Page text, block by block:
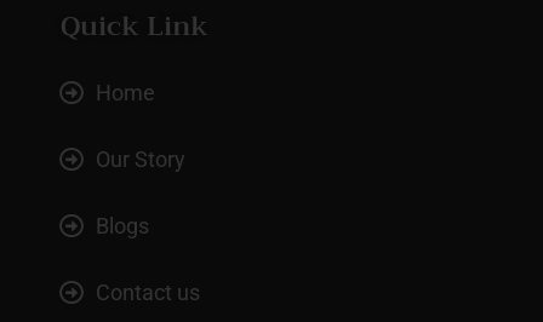
Quick Link
Home
Our Story
Blogs
Contact us